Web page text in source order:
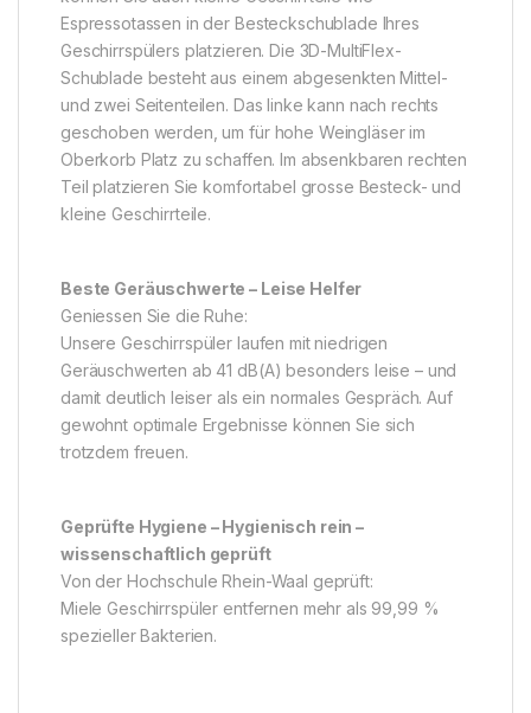
Espressotassen in der Besteckschublade Ihres
Geschirrspülers platzieren. Die 3D-MultiFlex-
Schublade besteht aus einem abgesenkten Mittel-
und zwei Seitenteilen. Das linke kann nach rechts
geschoben werden, um für hohe Weingläser im
Oberkorb Platz zu schaffen. Im absenkbaren rechten
Teil platzieren Sie komfortabel grosse Besteck- und
kleine Geschirrteile.
Beste Geräuschwerte – Leise Helfer
Geniessen Sie die Ruhe:
Unsere Geschirrspüler laufen mit niedrigen
Geräuschwerten ab 41 dB(A) besonders leise – und
damit deutlich leiser als ein normales Gespräch. Auf
gewohnt optimale Ergebnisse können Sie sich
trotzdem freuen.
Geprüfte Hygiene – Hygienisch rein –
wissenschaftlich geprüft
Von der Hochschule Rhein-Waal geprüft:
Miele Geschirrspüler entfernen mehr als 99,99 %
spezieller Bakterien.